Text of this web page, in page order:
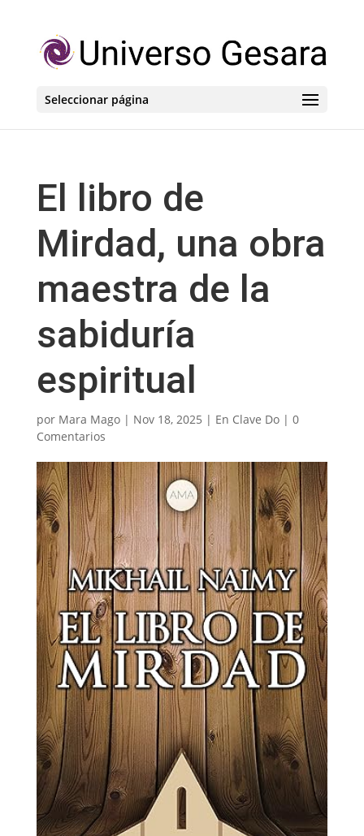
Seleccionar página
El libro de
Mirdad, una obra
maestra de la
sabiduría
espiritual
por Mara Mago| Nov 18, 2025 | En Clave Do| 0
Comentarios